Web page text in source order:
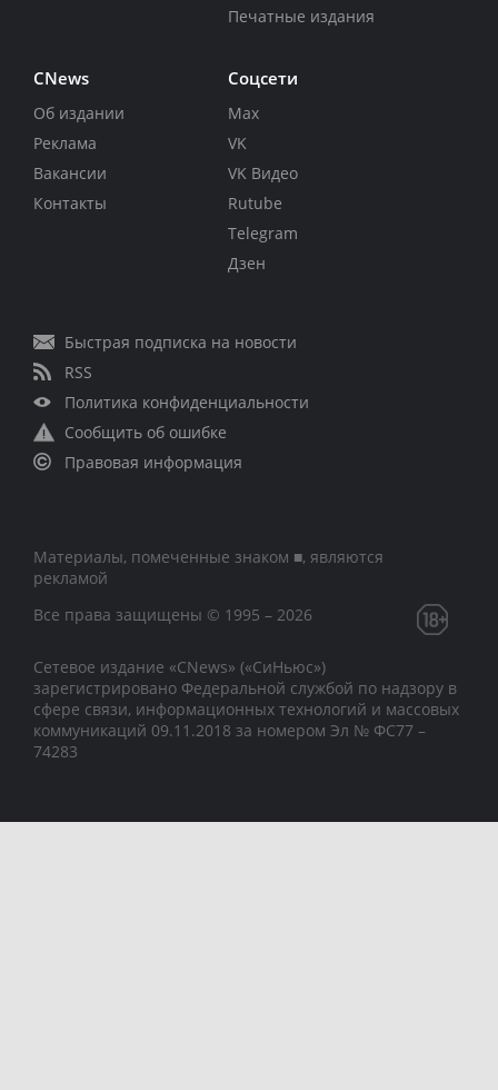
Печатные издания
CNews
Об издании
Реклама
Вакансии
Контакты
Соцсети
Max
VK
VK Видео
Rutube
Telegram
Дзен
Быстрая подписка на новости
RSS
Политика конфиденциальности
Сообщить об ошибке
Правовая информация
Материалы, помеченные знаком ■, являются
рекламой
Все права защищены © 1995 – 2026
Сетевое издание «CNews» («СиНьюс»)
зарегистрировано Федеральной службой по надзору в
сфере связи, информационных технологий и массовых
коммуникаций 09.11.2018 за номером Эл № ФС77 –
74283